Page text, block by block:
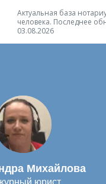
Актуальная база
человека. Последнее
03.08.2026